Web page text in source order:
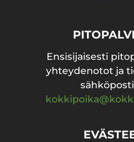
Ensisijaisesti
yhteydenotot ja